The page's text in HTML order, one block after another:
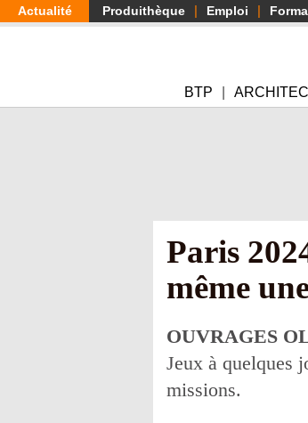
Aller
au
Actualité Produithèque Emploi
BTP
Paris
même
OUVRAGES
Jeux à quelques
missions.